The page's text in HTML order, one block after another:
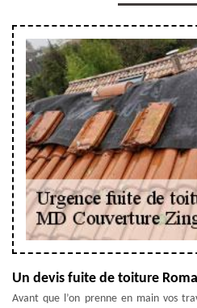
Un devis fuite de toiture
Avant que l’on prenne en main vos